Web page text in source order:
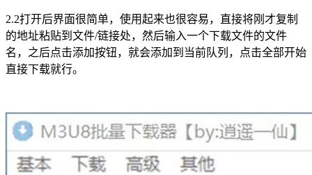
2.2打开后界面很简单，使用起来也很容易，直接将刚才复制
的地址粘贴到文件/链接处，然后输入一个下载文件的文件
名，之后点击添加按钮，就会添加到当前队列，点击全部开始
直接下载就行。